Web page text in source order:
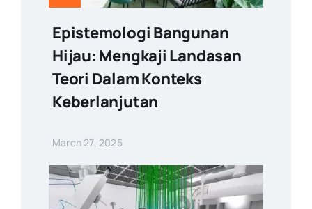
Epistemologi Bangunan
Hijau: Mengkaji Landasan
Teori Dalam Konteks
Keberlanjutan
March 27, 2025